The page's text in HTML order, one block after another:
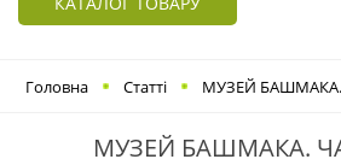
Головна Статті МУЗЕЙ БАШМАКА.
МУЗЕЙ БАШМАКА.